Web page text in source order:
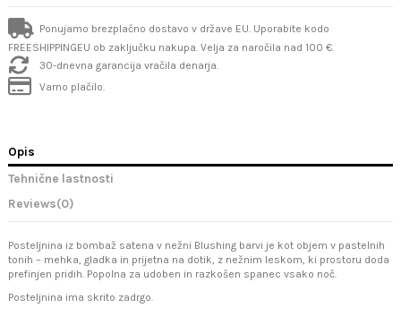
Ponujamo brezplačno dostavo v države EU. Uporabite kodo
FREESHIPPINGEU ob zaključku nakupa. Velja za naročila nad 100 €.
30-dnevna garancija vračila denarja.
Varno plačilo.
Opis
Tehnične lastnosti
Reviews(0)
Posteljnina iz bombaž satena v nežni Blushing barvi je kot objem v pastelnih
tonih – mehka, gladka in prijetna na dotik, z nežnim leskom, ki prostoru doda
prefinjen pridih. Popolna za udoben in razkošen spanec vsako noč.
Posteljnina ima skrito zadrgo.